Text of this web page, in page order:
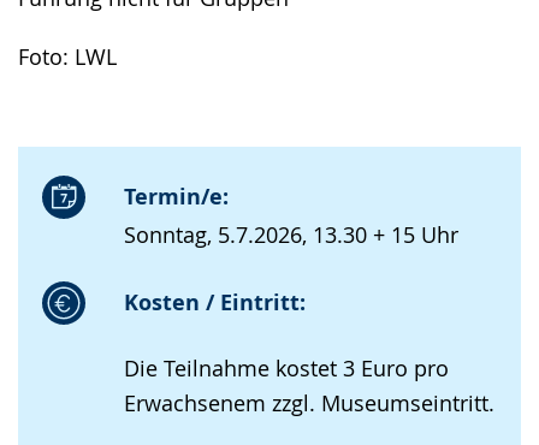
Foto: LWL
Termin/e:
Sonntag, 5.7.2026, 13.30 + 15 Uhr
Kosten / Eintritt:
Die Teilnahme kostet 3 Euro pro
Erwachsenem zzgl. Museumseintritt.